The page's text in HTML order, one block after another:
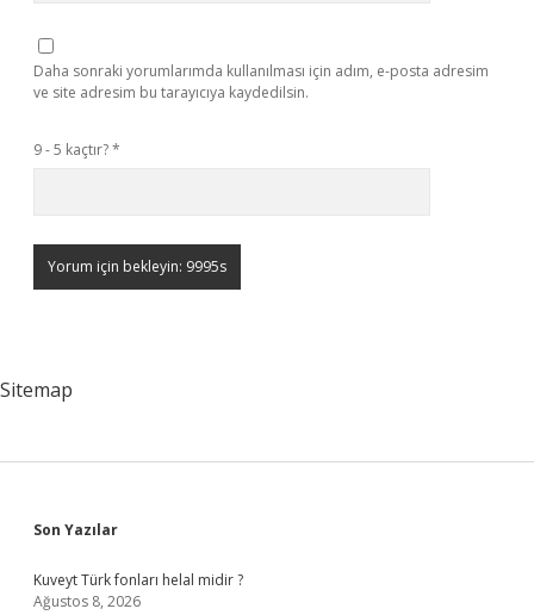
Daha sonraki yorumlarımda kullanılması için adım, e-posta adresim
ve site adresim bu tarayıcıya kaydedilsin.
9 - 5 kaçtır?*
Sitemap
Sidebar
Son Yazılar
Kuveyt Türk fonları helal midir ?
Ağustos 8, 2026